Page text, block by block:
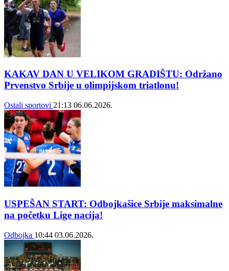
KAKAV DAN U VELIKOM GRADIŠTU: Održano
Prvenstvo Srbije u olimpijskom triatlonu!
Ostali sportovi 21:13 06.06.2026.
USPEŠAN START: Odbojkašice Srbije maksimalne
na početku Lige nacija!
Odbojka 10:44 03.06.2026.